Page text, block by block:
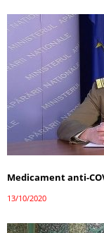
Medicament anti-
13/10/2020